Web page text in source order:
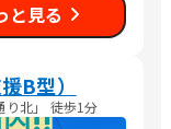
と見る
B型）
北」 徒歩1分